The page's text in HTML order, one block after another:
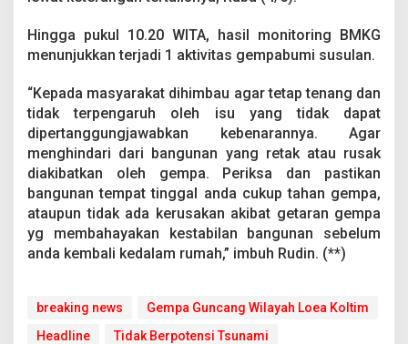
i
Hingga pukul 10.20 WITA, hasil monitoring BMKG
menunjukkan terjadi 1 aktivitas gempabumi susulan.
“Kepada masyarakat dihimbau agar tetap tenang dan
tidak terpengaruh oleh isu yang tidak dapat
dipertanggungjawabkan kebenarannya. Agar
menghindari dari bangunan yang retak atau rusak
diakibatkan oleh gempa. Periksa dan pastikan
bangunan tempat tinggal anda cukup tahan gempa,
ataupun tidak ada kerusakan akibat getaran gempa
yg membahayakan kestabilan bangunan sebelum
anda kembali kedalam rumah,” imbuh Rudin. (**)
breaking news
Gempa Guncang Wilayah Loea Koltim
Headline
Tidak Berpotensi Tsunami